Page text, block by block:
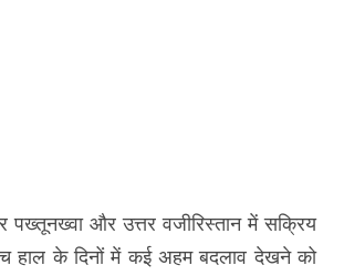
पख्तूनख्वा और उत्तर वजीरिस्तान में सक्रिय
हाल के दिनों में कई अहम बदलाव देखने को